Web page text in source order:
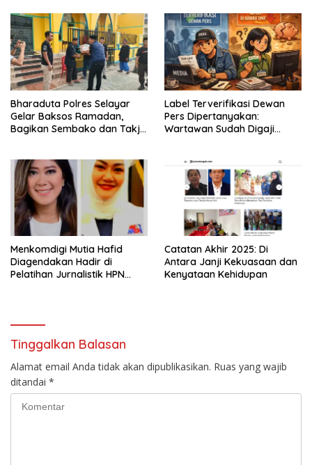
Bharaduta Polres Selayar
Gelar Baksos Ramadan,
Bagikan Sembako dan Takjil
Label Terverifikasi Dewan
Pers Dipertanyakan:
Wartawan Sudah Digaji
Menkomdigi Mutia Hafid
Diagendakan Hadir di
Pelatihan Jurnalistik HPN
‎Catatan Akhir 2025: Di
Antara Janji Kekuasaan dan
Kenyataan Kehidupan
Tinggalkan Balasan
Alamat email Anda tidak akan dipublikasikan. Ruas yang wajib
ditandai *